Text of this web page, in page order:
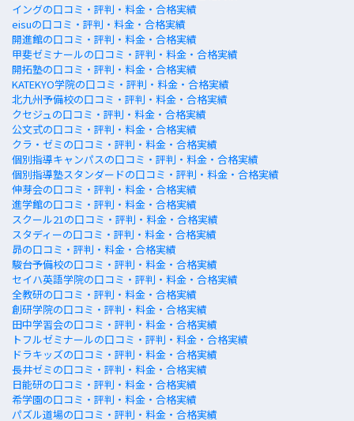
イングの口コミ・評判・料金・合格実績
eisuの口コミ・評判・料金・合格実績
開進館の口コミ・評判・料金・合格実績
甲斐ゼミナールの口コミ・評判・料金・合格実績
開拓塾の口コミ・評判・料金・合格実績
KATEKYO学院の口コミ・評判・料金・合格実績
北九州予備校の口コミ・評判・料金・合格実績
クセジュの口コミ・評判・料金・合格実績
公文式の口コミ・評判・料金・合格実績
クラ・ゼミの口コミ・評判・料金・合格実績
個別指導キャンパスの口コミ・評判・料金・合格実績
個別指導塾スタンダードの口コミ・評判・料金・合格実績
伸芽会の口コミ・評判・料金・合格実績
進学館の口コミ・評判・料金・合格実績
スクール21の口コミ・評判・料金・合格実績
スタディーの口コミ・評判・料金・合格実績
昴の口コミ・評判・料金・合格実績
駿台予備校の口コミ・評判・料金・合格実績
セイハ英語学院の口コミ・評判・料金・合格実績
全教研の口コミ・評判・料金・合格実績
創研学院の口コミ・評判・料金・合格実績
田中学習会の口コミ・評判・料金・合格実績
トフルゼミナールの口コミ・評判・料金・合格実績
ドラキッズの口コミ・評判・料金・合格実績
長井ゼミの口コミ・評判・料金・合格実績
日能研の口コミ・評判・料金・合格実績
希学園の口コミ・評判・料金・合格実績
パズル道場の口コミ・評判・料金・合格実績